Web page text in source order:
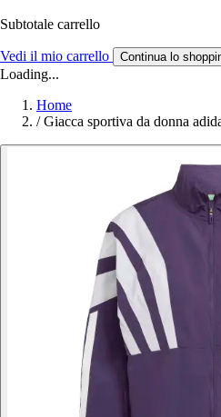
Subtotale carrello
Vedi il mio carrello Continua lo
Loading...
Home
/ Giacca sportiva da donna